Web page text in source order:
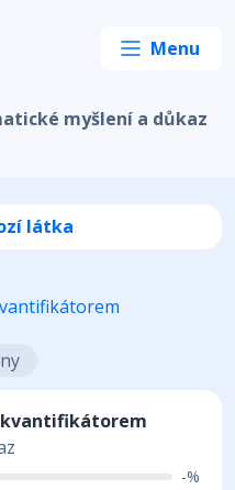
myšlení a důkaz
látka
kvantifikátorem
-%